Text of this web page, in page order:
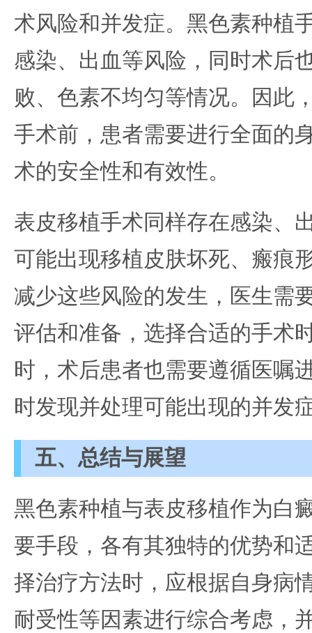
术风险和并发症。黑色素种植
感染、出血等风险，同时术后
败、色素不均匀等情况。因此
手术前，患者需要进行全面的
术的安全性和有效性。
表皮移植手术同样存在感染、
可能出现移植皮肤坏死、瘢痕
减少这些风险的发生，医生需
评估和准备，选择合适的手术
时，术后患者也需要遵循医嘱
时发现并处理可能出现的并发
五、总结与展望
黑色素种植与表皮移植作为白
要手段，各有其独特的优势和
择治疗方法时，应根据自身病
耐受性等因素进行综合考虑，